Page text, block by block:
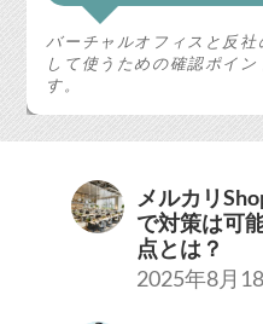
バーチャルオフィスと反
して使うための確認ポイ
す。
メルカリ
で対策は可
点とは？
2025年8月